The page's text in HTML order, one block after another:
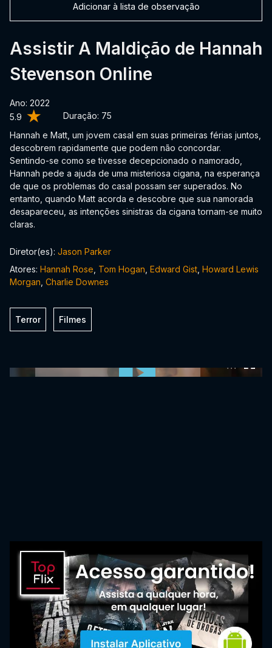
5.9 Duração: 75
Assistir A Maldição de Hannah
Stevenson Online
Ano: 2022
Hannah e Matt, um jovem casal em suas primeiras férias juntos,
descobrem rapidamente que podem não concordar.
Sentindo-se como se tivesse decepcionado o namorado,
Hannah pede a ajuda de uma misteriosa cigana, na esperança
de que os problemas do casal possam ser superados. No
entanto, quando Matt acorda e descobre que sua namorada
desapareceu, as intenções sinistras da cigana tornam-se muito
claras.
Adicionar à lista de observação
Diretor(es): Jason Parker
Atores: Hannah Rose Tom Hogan Edward Gist Howard Lewis
Morgan Charlie Downes
Terror Filmes